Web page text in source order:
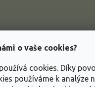
o vaše cookies?
cookies. Díky
používáme k analýze